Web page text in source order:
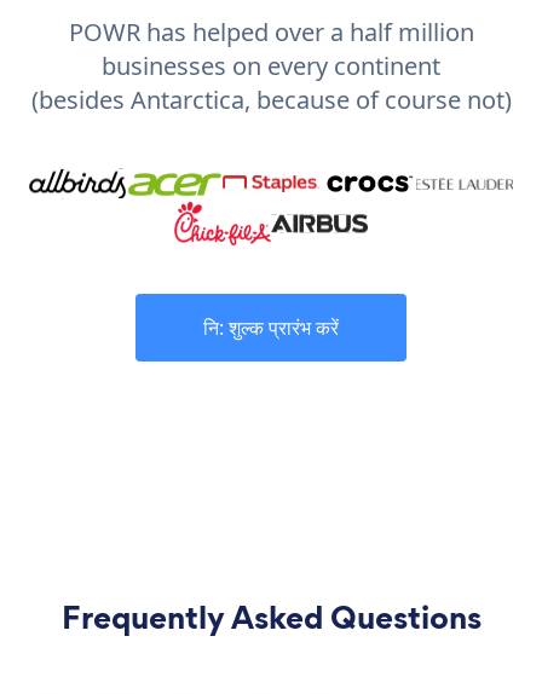
POWR has helped over a half million
businesses on every continent
(besides Antarctica, because of course not)
नि: शुल्क प्रारंभ करें
Frequently Asked Questions